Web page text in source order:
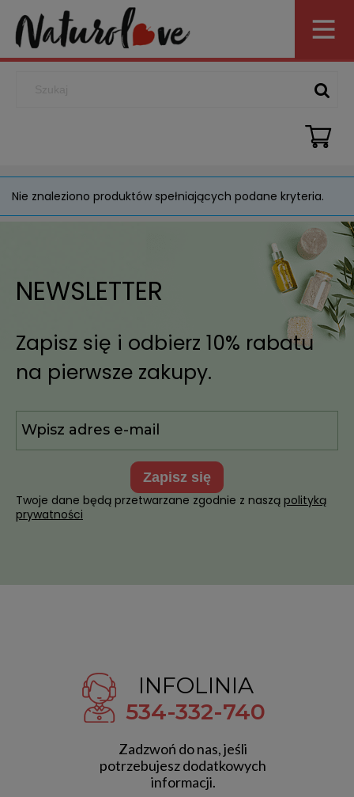
Nie znaleziono produktów spełniających podane kryteria.
NEWSLETTER
Zapisz się i odbierz 10% rabatu
na pierwsze zakupy.
zapisz się
Twoje dane będą przetwarzane zgodnie z naszą polityką
prywatności
INFOLINIA
534-332-740
Zadzwoń do nas, jeśli
potrzebujesz dodatkowych
informacji.